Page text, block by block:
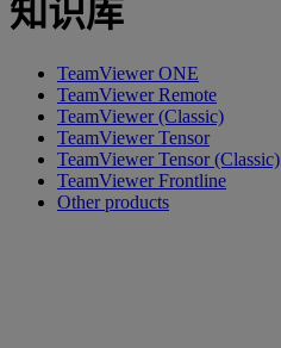
知识库
TeamViewer ONE
TeamViewer Remote
TeamViewer (Classic)
TeamViewer Tensor
TeamViewer Tensor (Classic)
TeamViewer Frontline
Other products